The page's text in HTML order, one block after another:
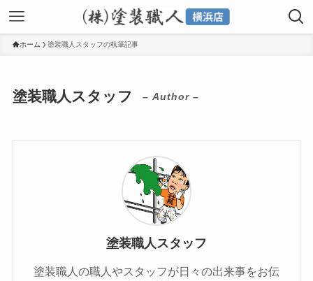
ホーム 塗装職人スタッフの執筆記事
塗装職人スタッフ – Author –
塗装職人スタッフ
塗装職人の職人やスタッフが日々の出来事をお伝